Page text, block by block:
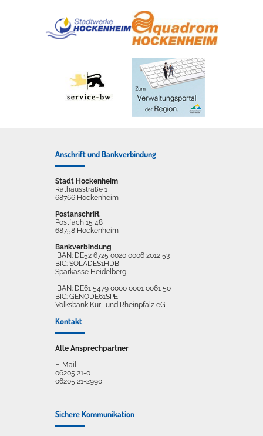
Anschrift und Bankverbindung
Stadt Hockenheim
Rathausstraße 1
68766 Hockenheim
Postanschrift
Postfach 15 48
68758 Hockenheim
Bankverbindung
IBAN: DE52 6725 0020 0006 2012 53
BIC: SOLADES1HDB
Sparkasse Heidelberg
IBAN: DE61 5479 0000 0001 0061 50
BIC: GENODE61SPE
Volksbank Kur- und Rheinpfalz eG
Kontakt
Alle Ansprechpartner
E-Mail
06205 21-0
06205 21-2990
Sichere Kommunikation